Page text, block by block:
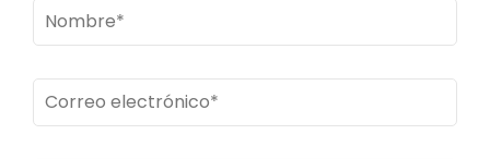
Nombre*
Correo
electrónico*